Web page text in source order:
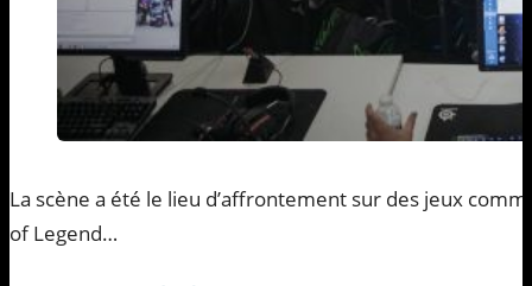
La scène a été le lieu d’affrontement sur des jeux
of Legend…